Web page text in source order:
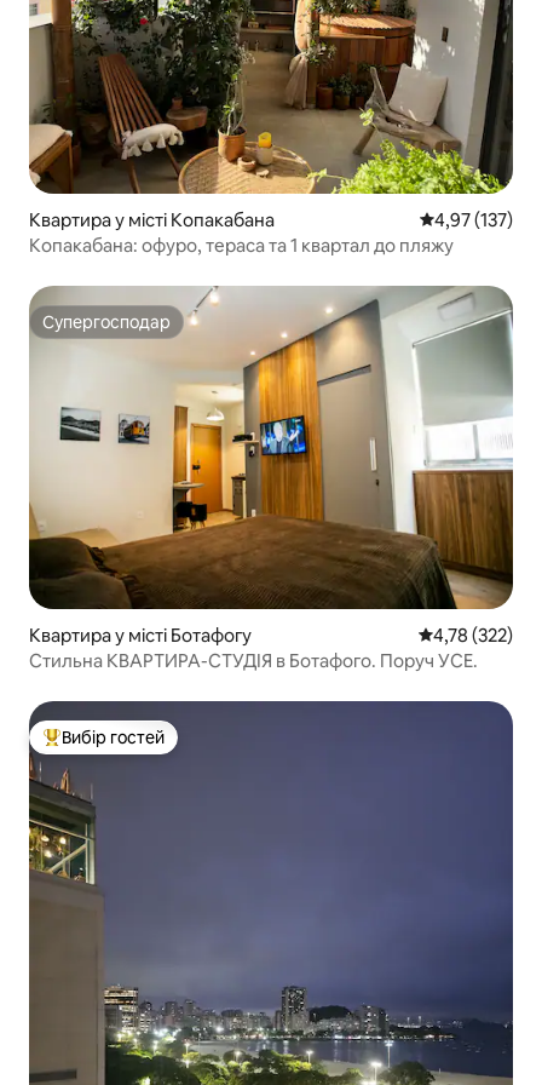
Квартира у місті Копакабана Середня
4,97 (137)
Копакабана: офуро, тераса та 1 квартал до пляжу
Супергосподар
Супергосподар
Квартира у місті Ботафогу Середня
4,78 (322)
Стильна КВАРТИРА-СТУДІЯ в Ботафого. Поруч УСЕ.
Топ вибір гостей
Вибір гостей